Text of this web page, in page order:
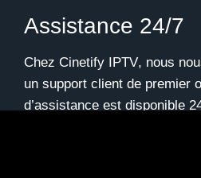
Assistance 24/7
Chez Cinetify IPTV, nous
un support client de premier
d’assistance est disponible